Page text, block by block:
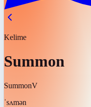
Kelime
Summon
SummonV
ˈsʌmən